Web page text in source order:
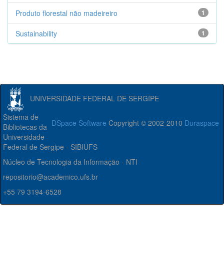
1
Produto florestal não madeireiro
1
Sustainability
UNIVERSIDADE FEDERAL DE SERGIPE
DSpace Software Copyright © 2002-2010 Duraspace
Sistema de
Bibliotecas da
Universidade
Federal de Sergipe - SIBIUFS
Núcleo de Tecnologia da Informação - NTI
repositorio@academico.ufs.br
+55 79 3194-6528